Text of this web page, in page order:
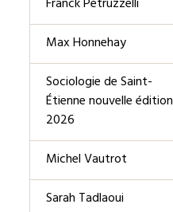
Franck Petruzzelli
Max Honnehay
Sociologie de Saint-
Étienne nouvelle édition
2026
Michel Vautrot
Sarah Tadlaoui